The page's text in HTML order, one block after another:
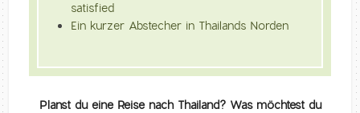
satisfied
Ein kurzer Abstecher in Thailands Norden
Planst du eine Reise nach Thailand? Was möchtest du